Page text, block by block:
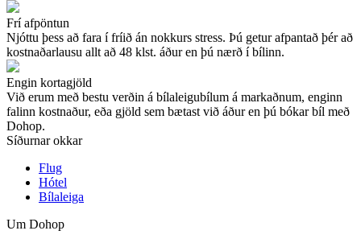
Frí afpöntun
Njóttu þess að fara í fríið án nokkurs stress. Þú getur afpantað þér að
kostnaðarlausu allt að 48 klst. áður en þú nærð í bílinn.
Engin kortagjöld
Við erum með bestu verðin á bílaleigubílum á markaðnum, enginn
falinn kostnaður, eða gjöld sem bætast við áður en þú bókar bíl með
Dohop.
Síðurnar okkar
Flug
Hótel
Bílaleiga
Um Dohop